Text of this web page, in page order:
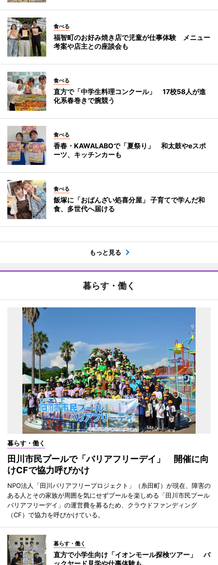
食べる
福智町のお好み焼き店で児童が仕事体験 メニュー
考案や店主との座談会も
食べる
直方で「中学生料理コンクール」 17校58人が進
化系春巻きで腕競う
食べる
香春・KAWALABOで「夏祭り」 和太鼓やeスポ
ーツ、キッチンカーも
食べる
飯塚に「おばんざい処喜分屋」 子育てで学んだ和
食、多世代へ届ける
もっと見る
暮らす・働く
暮らす・働く
田川市民プールで「バリアフリーデイ」 開催に向
けCFで協力呼びかけ
NPO法人「田川バリアフリープロジェクト」（糸田町）が現在、障害の
ある人とその家族が周囲を気にせずプールを楽しめる「田川市民プール
バリアフリーデイ」の運営費を募るため、クラウドファンディング
（CF）で協力を呼びかけている。
暮らす・働く
直方で小学生向け「イオンモール探検ツアー」 バ
ックヤード見学や仕事体験も